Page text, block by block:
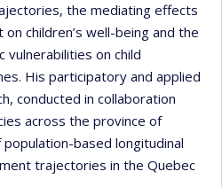
the mediating effects
children’s well-being and the
vulnerabilities on child
His participatory and applied
conducted in collaboration
across the province of
based longitudinal
trajectories in the Quebec